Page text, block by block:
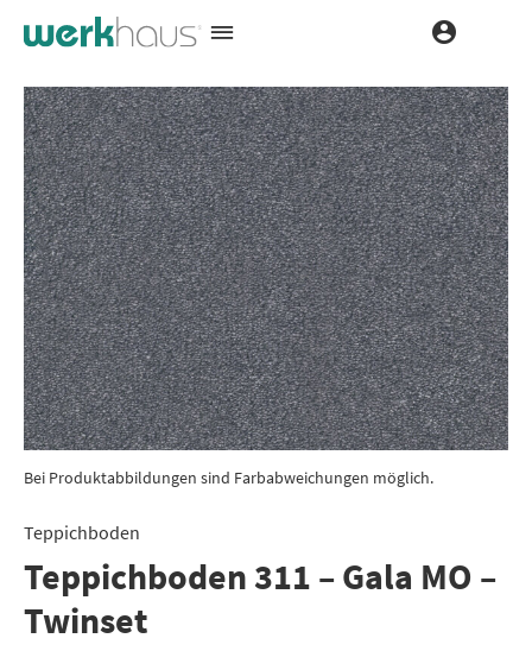
Bei Produktabbildungen sind Farbabweichungen möglich.
Teppichboden
Teppichboden 311 – Gala MO –
Twinset